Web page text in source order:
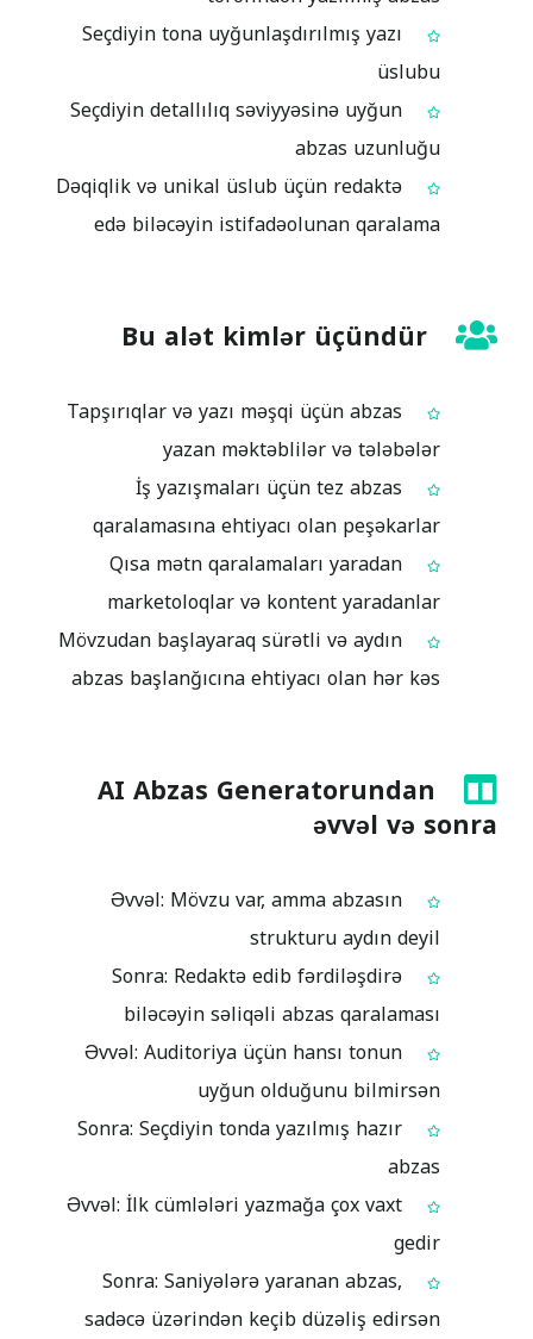
Seçdiyin tona uyğunlaşdırılmış yazı
üslubu
Seçdiyin detallılıq səviyyəsinə uyğun
abzas uzunluğu
Dəqiqlik və unikal üslub üçün redaktə
edə biləcəyin istifadəolunan qaralama
Bu alət kimlər üçündür
Tapşırıqlar və yazı məşqi üçün abzas
yazan məktəblilər və tələbələr
İş yazışmaları üçün tez abzas
qaralamasına ehtiyacı olan peşəkarlar
Qısa mətn qaralamaları yaradan
marketoloqlar və kontent yaradanlar
Mövzudan başlayaraq sürətli və aydın
abzas başlanğıcına ehtiyacı olan hər kəs
AI Abzas Generatorundan
əvvəl və sonra
Əvvəl: Mövzu var, amma abzasın
strukturu aydın deyil
Sonra: Redaktə edib fərdiləşdirə
biləcəyin səliqəli abzas qaralaması
Əvvəl: Auditoriya üçün hansı tonun
uyğun olduğunu bilmirsən
Sonra: Seçdiyin tonda yazılmış hazır
abzas
Əvvəl: İlk cümlələri yazmağa çox vaxt
gedir
Sonra: Saniyələrə yaranan abzas,
sadəcə üzərindən keçib düzəliş edirsən